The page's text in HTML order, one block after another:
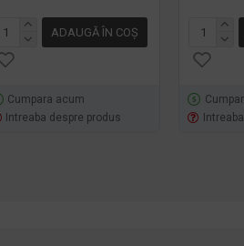
ADAUGĂ ÎN COŞ
Cumpara acum
Intreaba despre produs